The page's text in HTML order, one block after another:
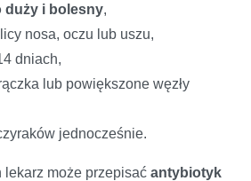
duży i bolesny,
nosa, oczu lub uszu,
dniach,
lub powiększone węzły
jednocześnie.
lekarz może przepisać antybiotyk